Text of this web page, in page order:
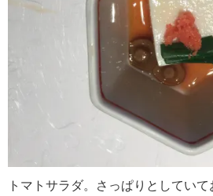
トマトサラダ。さっぱりとしていて